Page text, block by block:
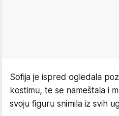
Sofija je ispred ogledala
kostimu, te se nameštala i
svoju figuru snimila iz svih